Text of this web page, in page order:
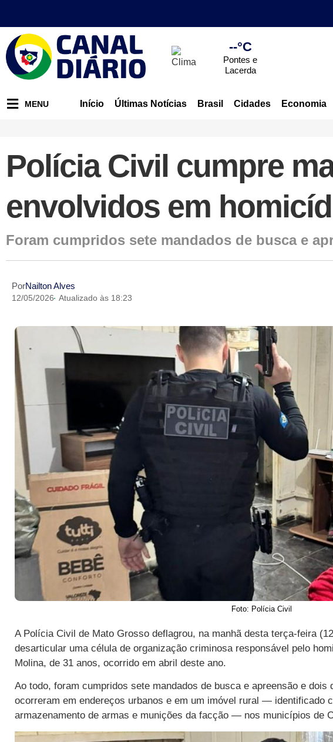
--°C
Pontes e
Lacerda
MENU Início Últimas Notícias Brasil Cidades Economia
Polícia Civil cumpre
envolvidos em
Foram cumpridos sete mandados de busca e
PorNailton Alves
12/05/2026 Atualizado às 18:23
Foto: Polícia Civil
A Polícia Civil de Mato Grosso deflagrou, na manhã desta terça-feira
desarticular uma célula de organização criminosa responsável pelo
Molina, de 31 anos, ocorrido em abril deste ano.
Ao todo, foram cumpridos sete mandados de busca e apreensão e
ocorreram em endereços urbanos e em um imóvel rural — identificado
armazenamento de armas e munições da facção — nos municípios de